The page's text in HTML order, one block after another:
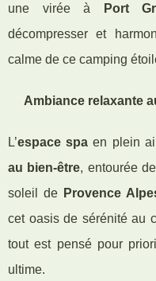
une virée à
Port
décompresser et
calme de ce camping
Ambiance relaxante
L’espace spa en plein
au bien-être, entourée
soleil de Provence
cet oasis de sérénité au
tout est pensé pour
ultime.